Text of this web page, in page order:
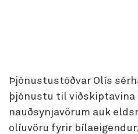
Þjónustustöðvar Olís
þjónustu til viðskiptavina
nauðsynjavörum auk
olíuvöru fyrir bílaeigendur.